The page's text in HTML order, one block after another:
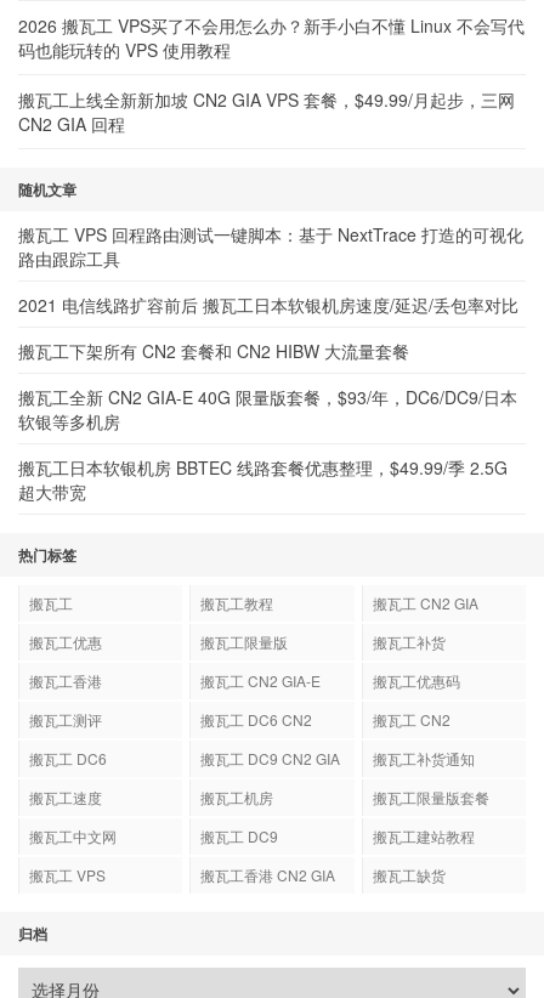
2026 搬瓦工 VPS买了不会用怎么办？新手小白不懂 Linux 不会写代
码也能玩转的 VPS 使用教程
搬瓦工上线全新新加坡 CN2 GIA VPS 套餐，$49.99/月起步，三网
CN2 GIA 回程
随机文章
搬瓦工 VPS 回程路由测试一键脚本：基于 NextTrace 打造的可视化
路由跟踪工具
2021 电信线路扩容前后 搬瓦工日本软银机房速度/延迟/丢包率对比
搬瓦工下架所有 CN2 套餐和 CN2 HIBW 大流量套餐
搬瓦工全新 CN2 GIA-E 40G 限量版套餐，$93/年，DC6/DC9/日本
软银等多机房
搬瓦工日本软银机房 BBTEC 线路套餐优惠整理，$49.99/季 2.5G
超大带宽
热门标签
搬瓦工 搬瓦工教程
搬瓦工 CN2 GIA
搬瓦工优惠
搬瓦工限量版
搬瓦工补货
搬瓦工香港
搬瓦工 CN2 GIA-E
搬瓦工优惠码
搬瓦工测评
搬瓦工 DC6 CN2
搬瓦工 CN2
搬瓦工 DC6
搬瓦工 DC9 CN2 GIA
搬瓦工补货通知
搬瓦工速度
搬瓦工机房
搬瓦工限量版套餐
搬瓦工中文网
搬瓦工 DC9
搬瓦工建站教程
搬瓦工 VPS
搬瓦工香港 CN2 GIA 搬瓦工缺货
归档